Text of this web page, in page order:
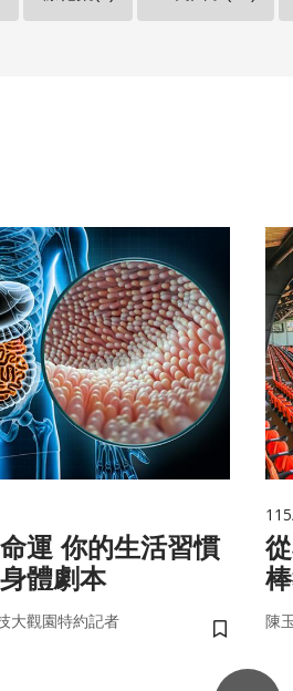
生活習慣
體劇本
大觀園特約記者
儲存書籤
陳